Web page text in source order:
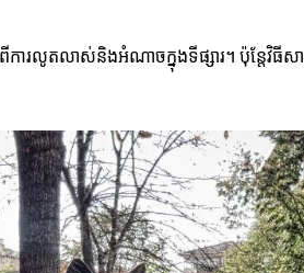
រលូតលាស់និងអំណាចក្នុងទីផ្សារ។ ប៉ុន្តែវិធីសា